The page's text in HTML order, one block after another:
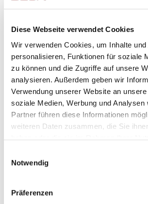
Diese Webseite verwendet Cookies
Wir verwenden Cookies, um Inhalte
personalisieren, Funktionen für soziale
zu können und die Zugriffe auf unsere
analysieren. Außerdem geben wir
Verwendung unserer Website an
soziale Medien, Werbung und Analysen
Partner führen diese Informationen
weiteren Daten zusammen, die Sie
Notwendig
Präferenzen
Organisationstalent
Belastbarkeit, Flexibilität
Engagement
Ihre Aufgaben:
Verkauf von Waren und Dienstleistungen
Kundenberatung und Service mit Hilfe
Warenkenntnissen
Kontrolle und Pflege von Warenbeständen
Mitarbeit bei Warenannahme und